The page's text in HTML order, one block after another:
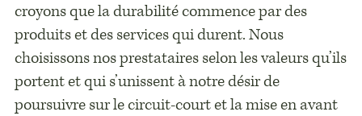
croyons que la durabilité commence par des
produits et des services qui durent. Nous
choisissons nos prestataires selon les valeurs qu’ils
portent et qui s’unissent à notre désir de
poursuivre sur le circuit-court et la mise en avant